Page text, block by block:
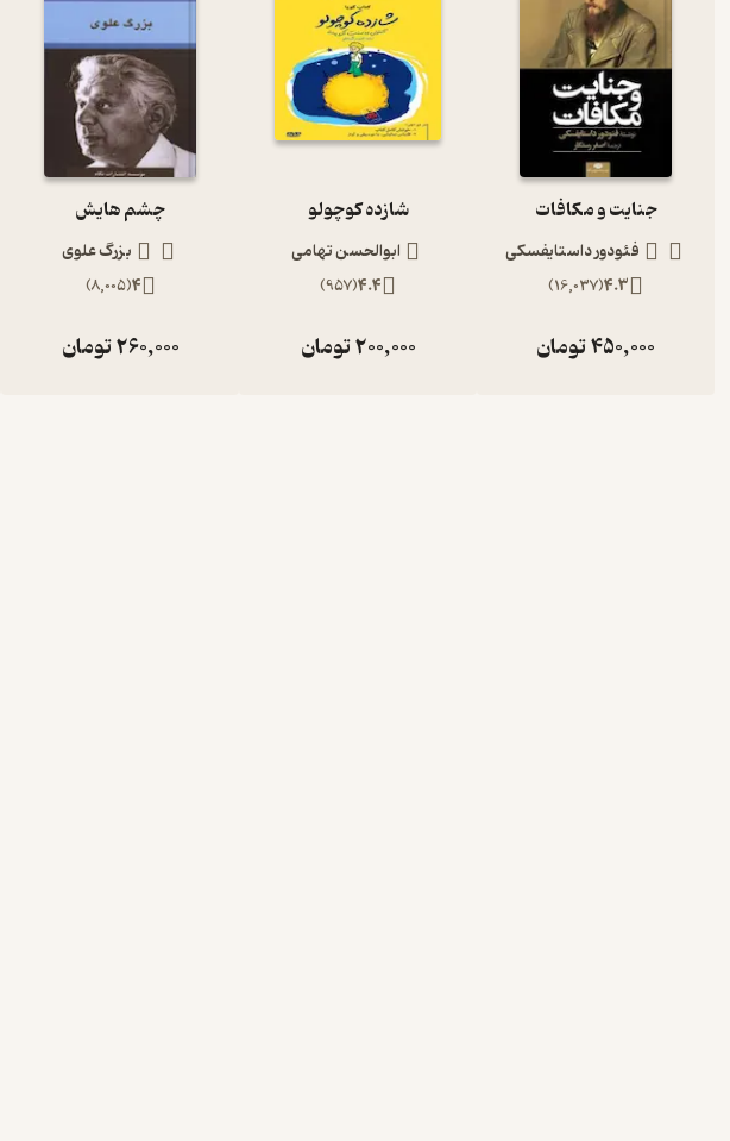
جنایت و مکافات
فئودور داستایفسکی
4.3
(
16,037
)
450,000تومان
شازده کوچولو
ابوالحسن تهامی
4.4
(
957
)
200,000تومان
چشم هایش
بزرگ علوی
4
(
8,005
)
260,000تومان